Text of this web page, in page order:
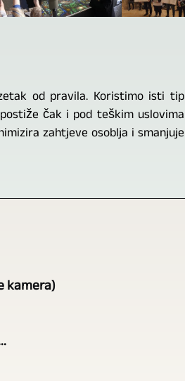
od pravila. Koristimo isti tip
čak i pod teškim uslovima
zahtjeve osoblja i smanjuje
kamera)